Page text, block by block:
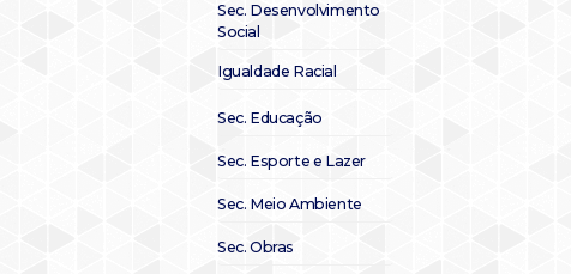
Sec. Desenvolvimento
Social
Igualdade Racial
Sec. Educação
Sec. Esporte e Lazer
Sec. Meio Ambiente
Sec. Obras